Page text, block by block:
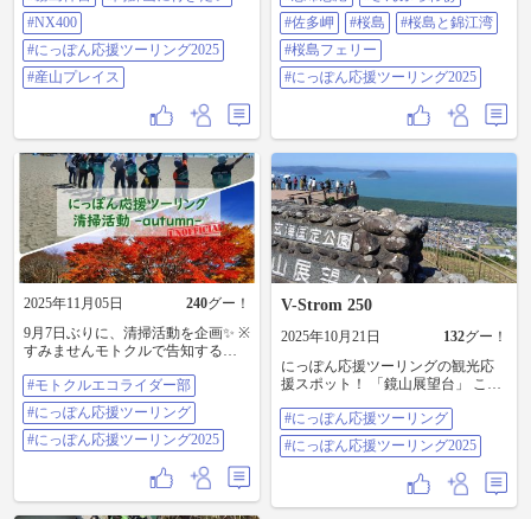
夕日に燃える阿蘇、気温0℃の朝雲
海に沈む南阿蘇村、大観峰の雄大
な景観を堪能⛰️ 来年もにっぽん応
援ツーリング頑張ろう！ #霧島神宮
#阿蘇山に行きたい #NX400 #にっ
ぽん応援ツーリング2025 #産山プレ
#NX400
#にっぽん応援ツーリング2025
#産山プレイス
島、凄い！ #志布志港 #さんふらわ
ぁ #佐多岬 #桜島 #桜島と錦江湾 #
桜島フェリー #にっぽん応援ツーリ
ング2025
#佐多岬
#桜島
#桜島と錦江湾
#桜島フェリー
#にっぽん応援ツーリング2025
2025年11月05日 240グー！
9月7日ぶりに、清掃活動を企画✨ ※
すみませんモトクルで告知するの
込み参加も大歓迎！ ■Vol1は11/8
10:00-サザンビーチちがさき清掃活
動 にっぽん応援ツーリングと銘打
ってますが、モトクルの方でも誰
フェ前のバイク駐輪場で受付
#モトクルエコライダー部
#にっぽん応援ツーリング
#にっぽん応援ツーリング2025
V-Strom 250
2025年10月21日 132グー！
にっぽん応援ツーリングの観光応
援スポット！ 「鏡山展望台」 こ
もトップクラスでした！🙂 📷️では
伝わらないかもしれませんが、超
オススメです😁 #にっぽん応援ツー
#にっぽん応援ツーリング
#にっぽん応援ツーリング2025